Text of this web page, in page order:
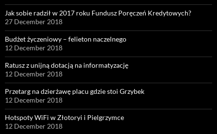
Jak sobie radził w 2017 roku Fundusz Poręczeń Kredytowych?
27 December 2018
Budżet życzeniowy – felieton naczelnego
12 December 2018
Ratusz z unijną dotacją na informatyzację
12 December 2018
Przetarg na dzierżawę placu gdzie stoi Grzybek
12 December 2018
Hotspoty WiFi w Złotoryi i Pielgrzymce
12 December 2018